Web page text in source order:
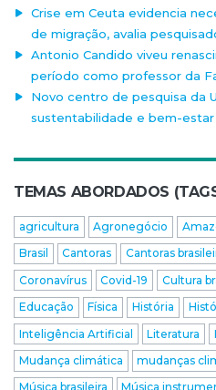
Crise em Ceuta evidencia
de migração, avalia
Antonio Candido viveu
período como professor da
Novo centro de pesquisa da
sustentabilidade e bem-
TEMAS ABORDADOS
agricultura Agronegócio
Brasil
Cantoras Cantoras
Coronavírus
Covid-19 Cultura
Educação
Física História
Inteligência Artificial
Literatura
Mudança climática
mudanças
Música brasileira
Música